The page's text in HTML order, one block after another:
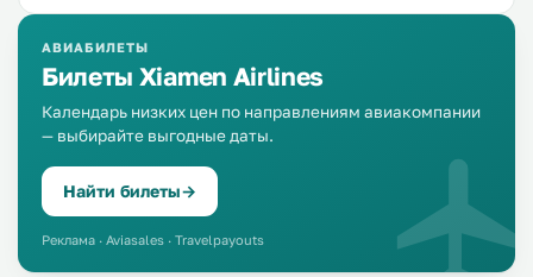
АВИАБИЛЕТЫ
Билеты Xiamen Airlines
Календарь низких цен по направлениям авиакомпании
— выбирайте выгодные даты.
Найти билеты→
Реклама · Aviasales · Travelpayouts